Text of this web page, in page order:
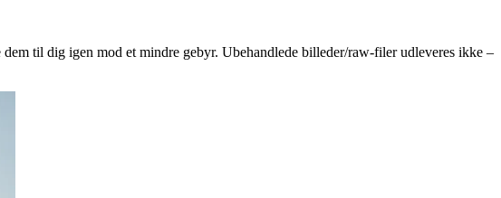
til dig igen mod et mindre gebyr. Ubehandlede billeder/raw-filer udleveres ikke –